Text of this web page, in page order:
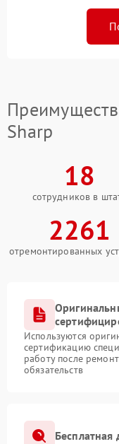
Sharp
18
сотрудников в
2261
отремонтированных
Используются
сертификацию
работу после
обязательств